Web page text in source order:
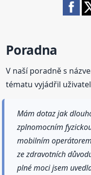
Poradna
V naší poradně s
tématu vyjádřil
Mám dotaz jak
zplnomocním
mobilním
ze zdravotních
plné moci jsem